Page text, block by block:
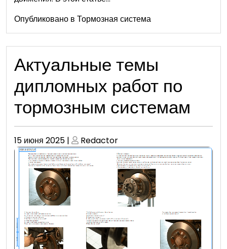
Опубликовано в Тормозная система
Актуальные темы
дипломных работ по
тормозным системам
Опубликовано
15 июня 2025 | Опубликовано
Redactor